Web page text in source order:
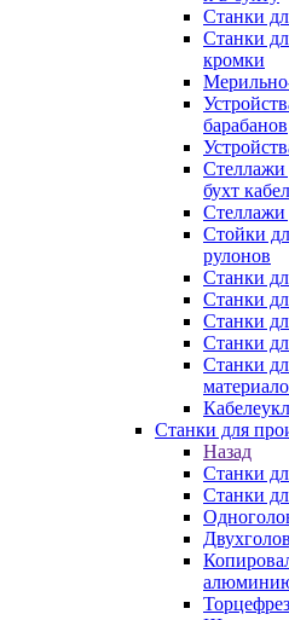
Станки
Станки
кромки
барабанов
Стеллажи
бухт
Стеллажи
Стойки
рулонов
Станки
Станки
Станки
Станки
Станки
Станки для
Назад
Станки
Станки